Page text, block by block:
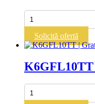
Cantitate
K6GPL05TT
Gratar
electric
Solicită ofertă
K6GFL10TT
Cantitate
K6GFL10TT